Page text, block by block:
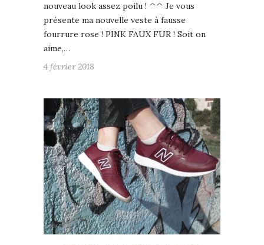
nouveau look assez poilu ! ^^ Je vous
présente ma nouvelle veste à fausse
fourrure rose ! PINK FAUX FUR ! Soit on
aime,…
4 février 2018